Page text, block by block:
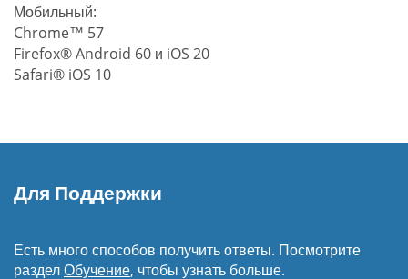
Мобильный:
Chrome™ 57
Firefox® Android 60 и iOS 20
Safari® iOS 10
Для Поддержки
Есть много способов получить ответы. Посмотрите
разделОбучение, чтобы узнать больше.